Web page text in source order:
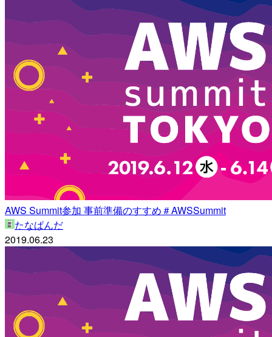
AWS Summit参加 事前準備のすすめ＃AWSSummit
たなぱんだ
2019.06.23